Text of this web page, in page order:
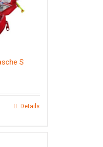
S
24,50 €.
Details